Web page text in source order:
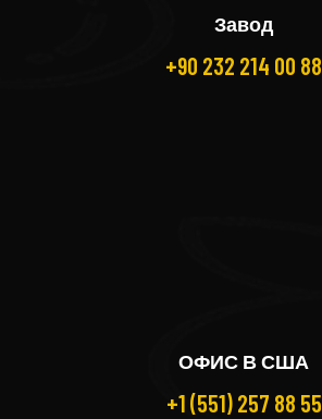
Завод
+90 232 214 00 88
ОФИС В США
+1 (551) 257 88 55